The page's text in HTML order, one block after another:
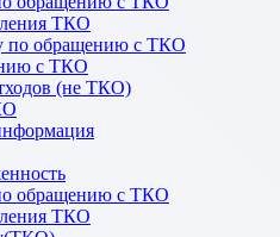
ТКО
по обращению с ТКО
с ТКО
(не ТКО)
обращению с ТКО
ТКО